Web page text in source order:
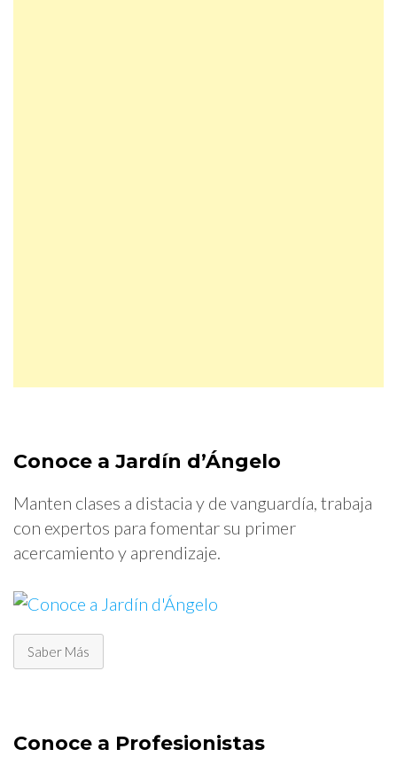
Conoce a Jardín d’Ángelo
Manten clases a distacia y de vanguardía, trabaja
con expertos para fomentar su primer
acercamiento y aprendizaje.
Saber Más
Conoce a Profesionistas